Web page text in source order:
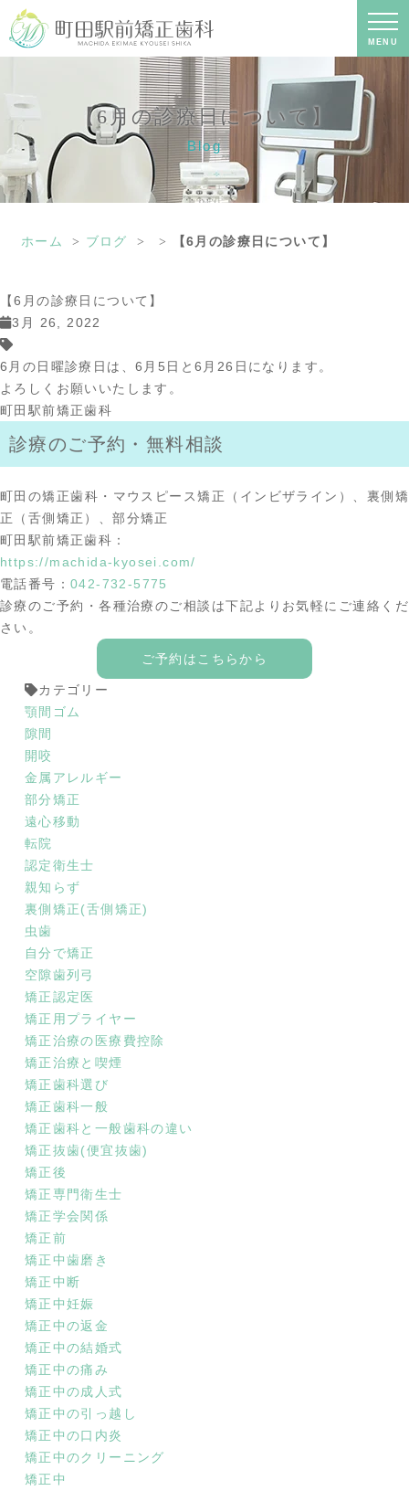
MENU
【6月の診療日について】｜町田の矯正
歯科専門の歯科医院｜土日診療-町田駅
前矯正歯科
【6月の診療日について】
Blog
ホーム ブログ 【6月の診療日について】
【6月の診療日について】
3月 26, 2022
6月の日曜診療日は、6月5日と6月26日になります。
よろしくお願いいたします。
町田駅前矯正歯科
診療のご予約・無料相談
町田の矯正歯科・マウスピース矯正（インビザライン）、裏側矯
正（舌側矯正）、部分矯正
町田駅前矯正歯科：
https://machida-kyosei.com/
電話番号： 042-732-5775
診療のご予約・各種治療のご相談は下記よりお気軽にご連絡くだ
さい。
ご予約はこちらから
カテゴリー
顎間ゴム
隙間
開咬
金属アレルギー
部分矯正
遠心移動
転院
認定衛生士
親知らず
裏側矯正(舌側矯正)
虫歯
自分で矯正
空隙歯列弓
矯正認定医
矯正用プライヤー
矯正治療の医療費控除
矯正治療と喫煙
矯正歯科選び
矯正歯科一般
矯正歯科と一般歯科の違い
矯正抜歯(便宜抜歯)
矯正後
矯正専門衛生士
矯正学会関係
矯正前
矯正中歯磨き
矯正中断
矯正中妊娠
矯正中の返金
矯正中の結婚式
矯正中の痛み
矯正中の成人式
矯正中の引っ越し
矯正中の口内炎
矯正中のクリーニング
矯正中